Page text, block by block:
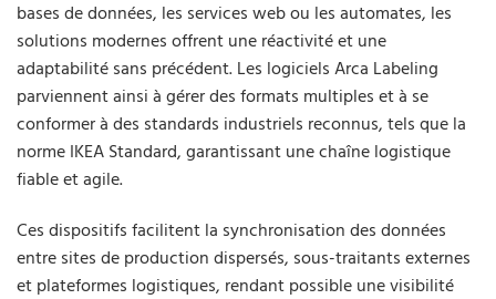
bases de données, les services web ou les automates, les
solutions modernes offrent une réactivité et une
adaptabilité sans précédent. Les logiciels Arca Labeling
parviennent ainsi à gérer des formats multiples et à se
conformer à des standards industriels reconnus, tels que la
norme IKEA Standard, garantissant une chaîne logistique
fiable et agile.
Ces dispositifs facilitent la synchronisation des données
entre sites de production dispersés, sous-traitants externes
et plateformes logistiques, rendant possible une visibilité